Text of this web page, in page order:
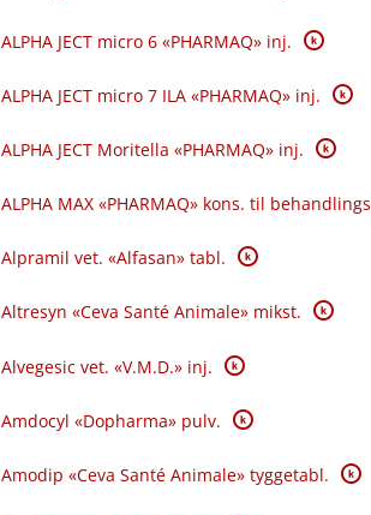
ALPHA JECT micro 6 «PHARMAQ» inj. K
ALPHA JECT micro 7 ILA «PHARMAQ» inj. K
ALPHA JECT Moritella «PHARMAQ» inj. K
ALPHA MAX «PHARMAQ» kons. til
Alpramil vet. «Alfasan» tabl. K
Altresyn «Ceva Santé Animale» mikst. K
Alvegesic vet. «V.M.D.» inj. K
Amdocyl «Dopharma» pulv. K
Amodip «Ceva Santé Animale» tyggetabl. K